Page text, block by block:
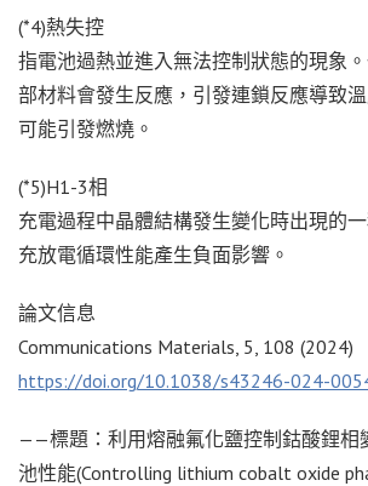
(*4)熱失控
指電池過熱並進入無法控制狀態的現象
部材料會發生反應，引發連鎖反應導致
可能引發燃燒。
(*5)H1-3相
充電過程中晶體結構發生變化時出現的
充放電循環性能產生負面影響。
論文信息
Communications Materials, 5, 108 (2024)
https://doi.org/10.1038/s43246-024-
——標題：利用熔融氟化鹽控制鈷酸鋰相
池性能(Controlling lithium cobalt oxide